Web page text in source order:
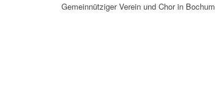
Gemeinnütziger Verein und Chor in Bochum